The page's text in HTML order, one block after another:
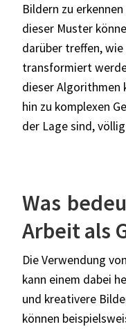
Bildern zu
dieser Muster
darüber treffen,
transformiert
dieser Algorithmen
hin zu komplexen
der Lage sind,
Was
Arbeit als
Die Verwendung
kann einem dabei
und kreativere
können